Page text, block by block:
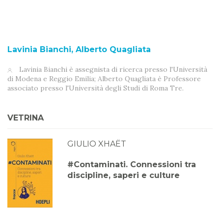
Lavinia Bianchi, Alberto Quagliata
Lavinia Bianchi è assegnista di ricerca presso l'Università
di Modena e Reggio Emilia; Alberto Quagliata è Professore
associato presso l'Università degli Studi di Roma Tre.
VETRINA
GIULIO XHAËT
#Contaminati. Connessioni tra
discipline, saperi e culture